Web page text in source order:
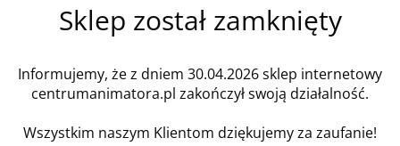
Sklep został zamknięty
Informujemy, że z dniem 30.04.2026 sklep internetowy
centrumanimatora.pl zakończył swoją działalność.
Wszystkim naszym Klientom dziękujemy za zaufanie!